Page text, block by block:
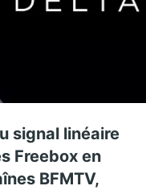
signal linéaire
Freebox en
BFMTV,